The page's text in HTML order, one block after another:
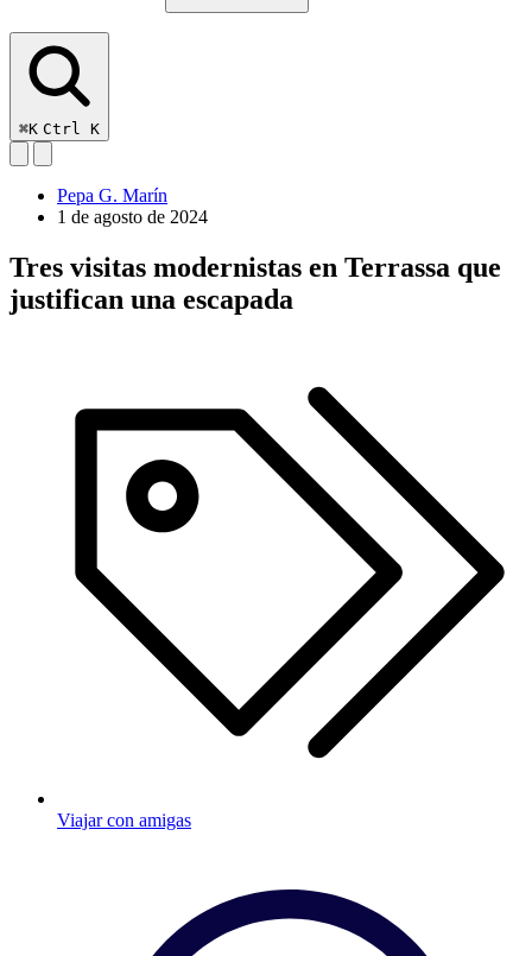
⌘K Ctrl K
Pepa G. Marín
1 de agosto de 2024
Tres visitas modernistas en Terrassa que
justifican una escapada
Viajar con amigas